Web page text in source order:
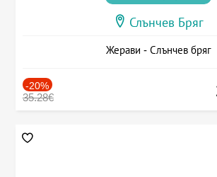
Слънчев Бряг
Жерави - Слънчев бряг
-20%
35.28€